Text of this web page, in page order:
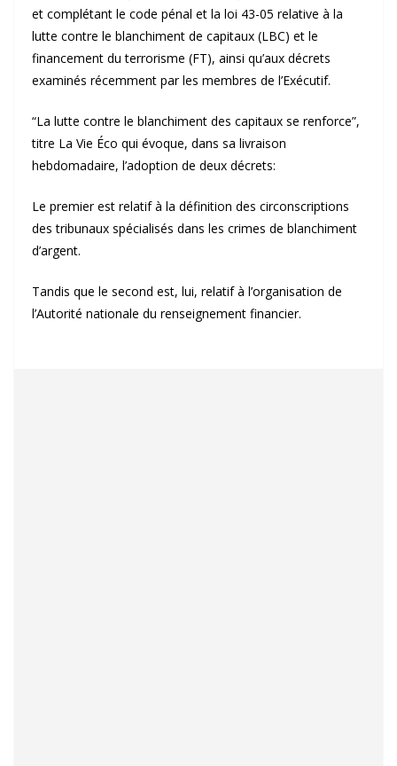
et complétant le code pénal et la loi 43-05 relative à la
lutte contre le blanchiment de capitaux (LBC) et le
financement du terrorisme (FT), ainsi qu’aux décrets
examinés récemment par les membres de l’Exécutif.
“La lutte contre le blanchiment des capitaux se renforce”,
titre La Vie Éco qui évoque, dans sa livraison
hebdomadaire, l’adoption de deux décrets:
Le premier est relatif à la définition des circonscriptions
des tribunaux spécialisés dans les crimes de blanchiment
d’argent.
Tandis que le second est, lui, relatif à l’organisation de
l’Autorité nationale du renseignement financier.